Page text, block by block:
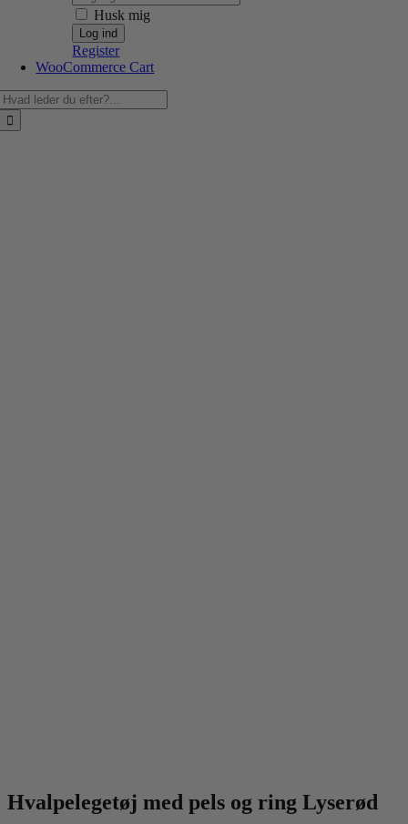
Husk mig
Register
WooCommerce Cart
Hvalpelegetøj med pels og ring Lyserød